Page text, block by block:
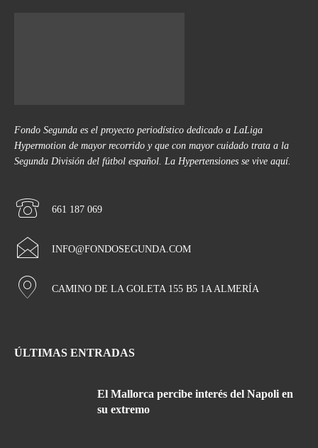
Fondo Segunda es el proyecto periodístico dedicado a LaLiga
Hypermotion de mayor recorrido y que con mayor cuidado trata a la
Segunda División del fútbol español. La Hypertensiones se vive aquí.
661 187 069
INFO@FONDOSEGUNDA.COM
CAMINO DE LA GOLETA 155 B5 1A ALMERÍA
ÚLTIMAS ENTRADAS
El Mallorca percibe interés del Napoli en
su extremo